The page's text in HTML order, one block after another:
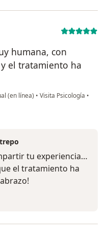
humana, con
el tratamiento ha
(en línea) • Visita Psicología •
tu experiencia…
el tratamiento ha